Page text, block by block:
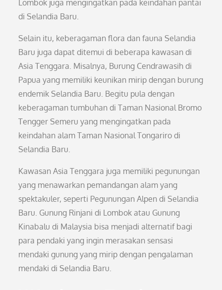
Lombok juga mengingatkan pada keindahan pantai
di Selandia Baru.
Selain itu, keberagaman flora dan fauna Selandia
Baru juga dapat ditemui di beberapa kawasan di
Asia Tenggara. Misalnya, Burung Cendrawasih di
Papua yang memiliki keunikan mirip dengan burung
endemik Selandia Baru. Begitu pula dengan
keberagaman tumbuhan di Taman Nasional Bromo
Tengger Semeru yang mengingatkan pada
keindahan alam Taman Nasional Tongariro di
Selandia Baru.
Kawasan Asia Tenggara juga memiliki pegunungan
yang menawarkan pemandangan alam yang
spektakuler, seperti Pegunungan Alpen di Selandia
Baru. Gunung Rinjani di Lombok atau Gunung
Kinabalu di Malaysia bisa menjadi alternatif bagi
para pendaki yang ingin merasakan sensasi
mendaki gunung yang mirip dengan pengalaman
mendaki di Selandia Baru.